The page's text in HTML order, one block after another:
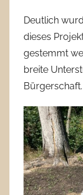
Deutlich
dieses
gestemmt
breite